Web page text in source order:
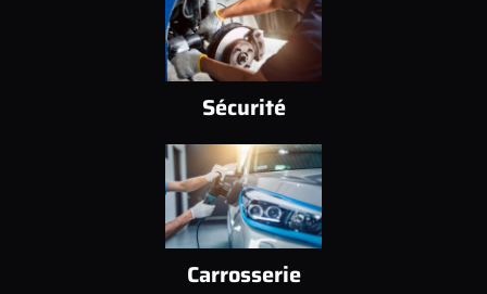
Sécurité
Carrosserie